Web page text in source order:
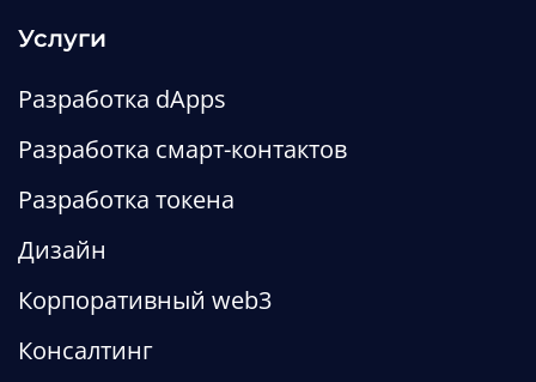
Услуги
Разработка dApps
Разработка смарт-контактов
Разработка токена
Дизайн
Корпоративный web3
Консалтинг